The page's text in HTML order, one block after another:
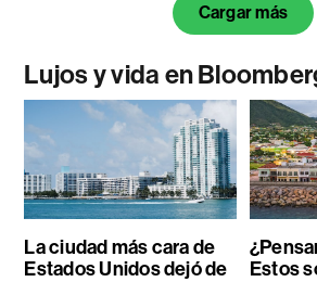
Cargar más
Lujos y vida en
La ciudad más cara de
Estados Unidos dejó de
Estos